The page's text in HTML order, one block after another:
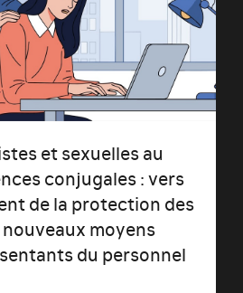
et sexuelles au
conjugales : vers
de la protection des
moyens
du personnel